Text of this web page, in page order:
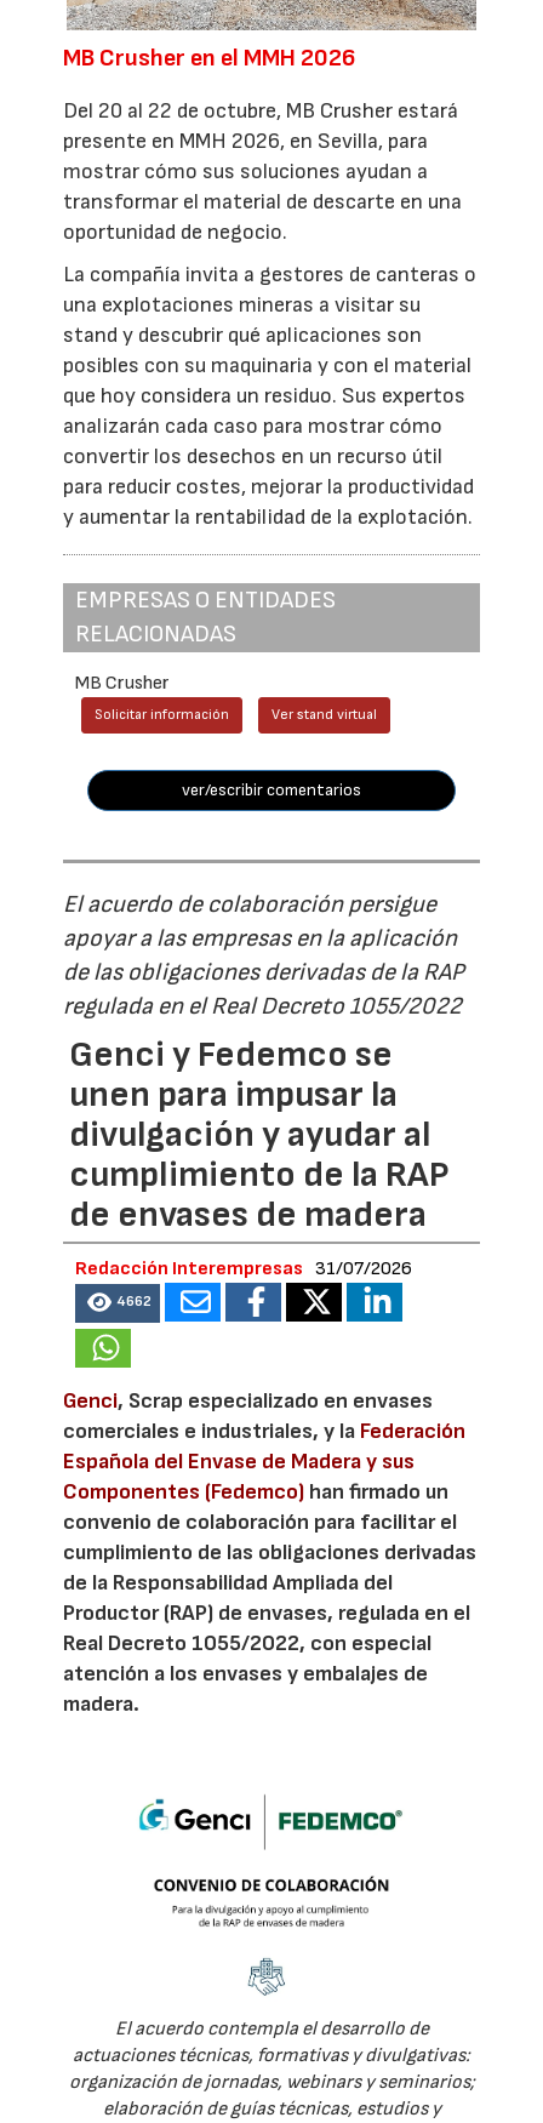
MB Crusher en el MMH 2026
Del 20 al 22 de octubre, MB Crusher estará
presente en MMH 2026, en Sevilla, para
mostrar cómo sus soluciones ayudan a
transformar el material de descarte en una
oportunidad de negocio.
La compañía invita a gestores de canteras o
una explotaciones mineras a visitar su
stand y descubrir qué aplicaciones son
posibles con su maquinaria y con el material
que hoy considera un residuo. Sus expertos
analizarán cada caso para mostrar cómo
convertir los desechos en un recurso útil
para reducir costes, mejorar la productividad
y aumentar la rentabilidad de la explotación.
EMPRESAS O ENTIDADES
RELACIONADAS
MB Crusher
Solicitar información Ver stand virtual
ver/escribir comentarios
El acuerdo de colaboración persigue
apoyar a las empresas en la aplicación
de las obligaciones derivadas de la RAP
regulada en el Real Decreto 1055/2022
Genci y Fedemco se
unen para impusar la
divulgación y ayudar al
cumplimiento de la RAP
de envases de madera
Redacción Interempresas 31/07/2026
4662
Genci, Scrap especializado en envases
comerciales e industriales, y la Federación
Española del Envase de Madera y sus
Componentes (Fedemco) han firmado un
convenio de colaboración para facilitar el
cumplimiento de las obligaciones derivadas
de la Responsabilidad Ampliada del
Productor (RAP) de envases, regulada en el
Real Decreto 1055/2022, con especial
atención a los envases y embalajes de
madera.
El acuerdo contempla el desarrollo de
actuaciones técnicas, formativas y divulgativas:
organización de jornadas, webinars y seminarios;
elaboración de guías técnicas, estudios y